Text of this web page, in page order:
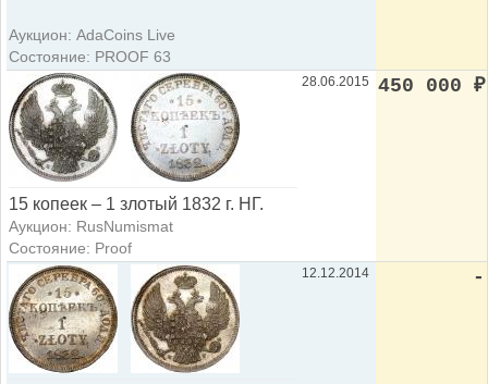
Аукцион: AdaCoins Live
Состояние: PROOF 63
15 копеек – 1 злотый 1832 г. НГ.
Аукцион: RusNumismat
Состояние: Proof
28.06.2015 450 000 ₽
12.12.2014 -